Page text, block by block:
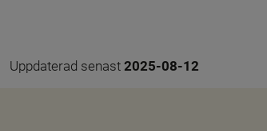
Uppdaterad senast 2025-08-12